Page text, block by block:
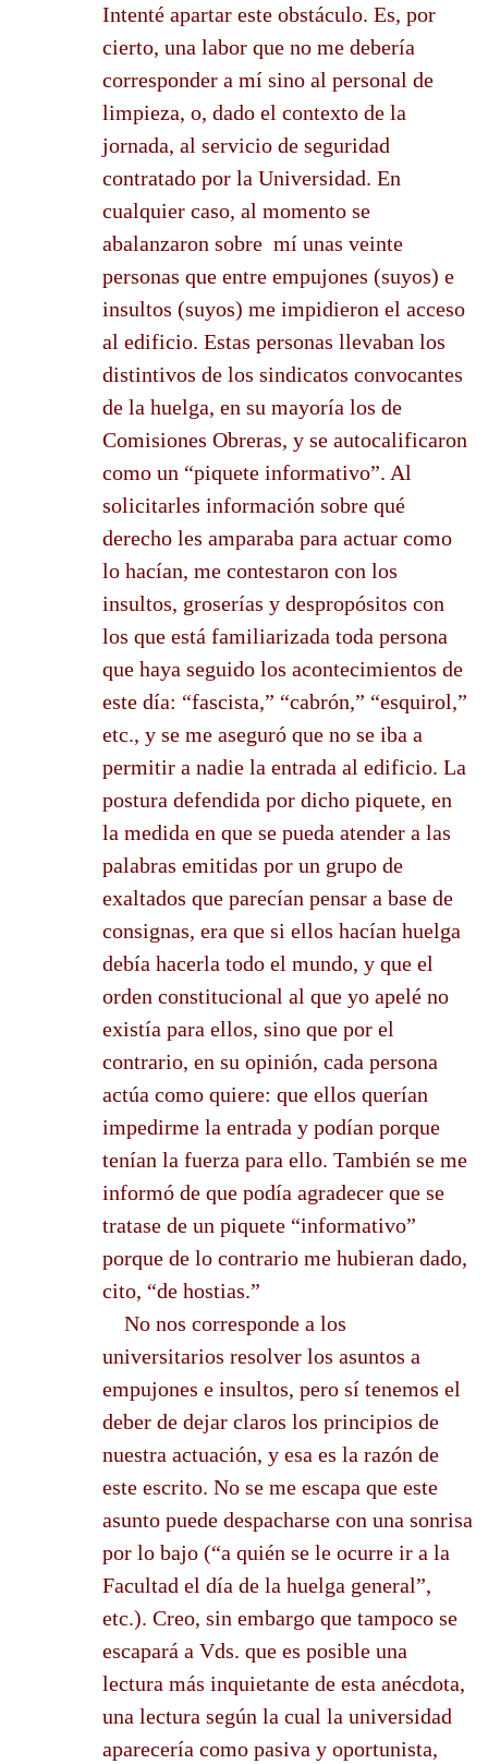
Intenté apartar este obstáculo. Es, por
cierto, una labor que no me debería
corresponder a mí sino al personal de
limpieza, o, dado el contexto de la
jornada, al servicio de seguridad
contratado por la Universidad. En
cualquier caso, al momento se
abalanzaron sobre mí unas veinte
personas que entre empujones (suyos) e
insultos (suyos) me impidieron el acceso
al edificio. Estas personas llevaban los
distintivos de los sindicatos convocantes
de la huelga, en su mayoría los de
Comisiones Obreras, y se autocalificaron
como un “piquete informativo”. Al
solicitarles información sobre qué
derecho les amparaba para actuar como
lo hacían, me contestaron con los
insultos, groserías y despropósitos con
los que está familiarizada toda persona
que haya seguido los acontecimientos de
este día: “fascista,” “cabrón,” “esquirol,”
etc., y se me aseguró que no se iba a
permitir a nadie la entrada al edificio. La
postura defendida por dicho piquete, en
la medida en que se pueda atender a las
palabras emitidas por un grupo de
exaltados que parecían pensar a base de
consignas, era que si ellos hacían huelga
debía hacerla todo el mundo, y que el
orden constitucional al que yo apelé no
existía para ellos, sino que por el
contrario, en su opinión, cada persona
actúa como quiere: que ellos querían
impedirme la entrada y podían porque
tenían la fuerza para ello. También se me
informó de que podía agradecer que se
tratase de un piquete “informativo”
porque de lo contrario me hubieran dado,
cito, “de hostias.”
No nos corresponde a los
universitarios resolver los asuntos a
empujones e insultos, pero sí tenemos el
deber de dejar claros los principios de
nuestra actuación, y esa es la razón de
este escrito. No se me escapa que este
asunto puede despacharse con una sonrisa
por lo bajo (“a quién se le ocurre ir a la
Facultad el día de la huelga general”,
etc.). Creo, sin embargo que tampoco se
escapará a Vds. que es posible una
lectura más inquietante de esta anécdota,
una lectura según la cual la universidad
aparecería como pasiva y oportunista,